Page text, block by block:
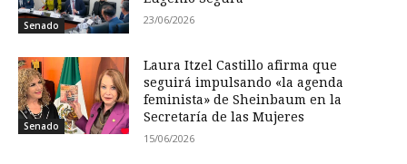
Senado 23/06/2026
Senado
Laura Itzel Castillo afirma que
seguirá impulsando «la agenda
feminista» de Sheinbaum en la
Secretaría de las Mujeres
15/06/2026